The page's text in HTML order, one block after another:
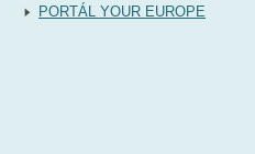
PORTÁL YOUR EUROPE